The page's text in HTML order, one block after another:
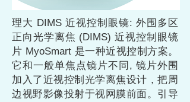
理大 DIMS 近视控制眼镜: 外围多区
正向光学离焦 (DIMS) 近视控制眼镜
片 MyoSmart 是一种近视控制方案。
它和一般单焦点镜片不同, 镜片外围
加入了近视控制光学离焦设计，把周
边视野影像投射于视网膜前面。引导